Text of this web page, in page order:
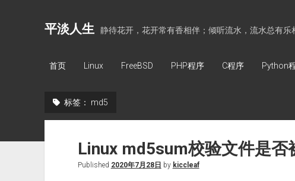
平淡人生 静待花开，花开常有香相伴；倾听流水，流水总有乐
首页 Linux FreeBSD PHP程序 C程序 Python
标签： md5
Linux md5sum校验文件是否
Published 2020年7月28日 by kiccleaf